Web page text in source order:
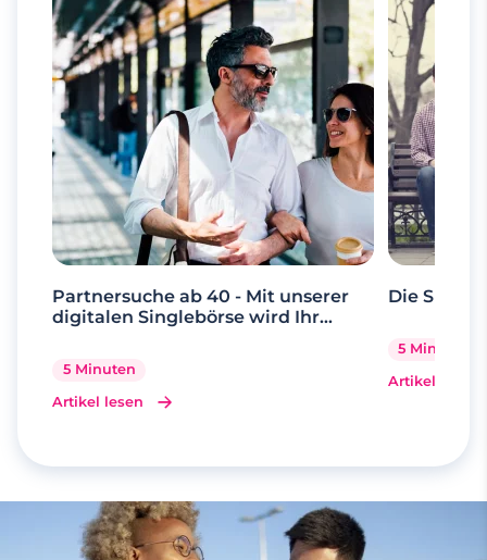
Partnersuche ab 40 - Mit unserer
digitalen Singlebörse wird Ihr
5 Minuten
Artikel lesen
Die Suche
5 Minuten
Artikel lesen